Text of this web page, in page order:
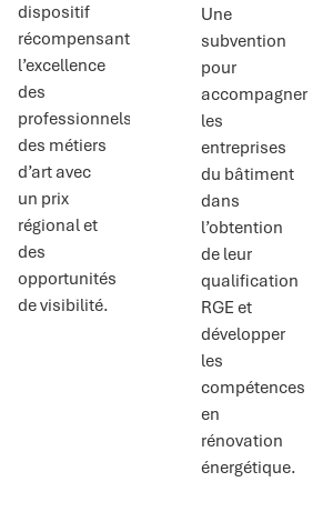
dispositif
récompensant
l’excellence
des
professionnels
des métiers
d’art avec
un prix
régional et
des
opportunités
de visibilité.
Une
subvention
pour
accompagner
les
entreprises
du bâtiment
dans
l’obtention
de leur
qualification
RGE et
développer
les
compétences
en
rénovation
énergétique.